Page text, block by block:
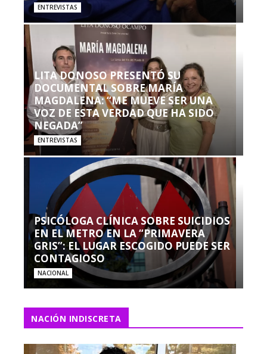
ENTREVISTAS
LITA DONOSO PRESENTÓ SU
DOCUMENTAL SOBRE MARÍA
MAGDALENA: “ME MUEVE SER UNA
VOZ DE ESTA VERDAD QUE HA SIDO
NEGADA”
ENTREVISTAS
PSICÓLOGA CLÍNICA SOBRE SUICIDIOS
EN EL METRO EN LA “PRIMAVERA
GRIS”: EL LUGAR ESCOGIDO PUEDE SER
CONTAGIOSO
NACIONAL
NACIÓN INDISCRETA